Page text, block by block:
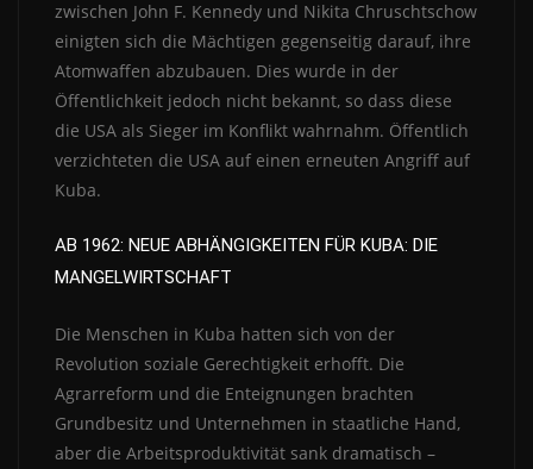
zwischen John F. Kennedy und Nikita Chruschtschow
einigten sich die Mächtigen gegenseitig darauf, ihre
Atomwaffen abzubauen. Dies wurde in der
Öffentlichkeit jedoch nicht bekannt, so dass diese
die USA als Sieger im Konflikt wahrnahm. Öffentlich
verzichteten die USA auf einen erneuten Angriff auf
Kuba.
AB 1962: NEUE ABHÄNGIGKEITEN FÜR KUBA: DIE
MANGELWIRTSCHAFT
Die Menschen in Kuba hatten sich von der
Revolution soziale Gerechtigkeit erhofft. Die
Agrarreform und die Enteignungen brachten
Grundbesitz und Unternehmen in staatliche Hand,
aber die Arbeitsproduktivität sank dramatisch –